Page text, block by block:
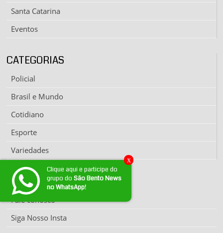
Santa Catarina
Eventos
CATEGORIAS
Policial
Brasil e Mundo
Cotidiano
Esporte
Variedades
EXPEDIENTE
Fale conosco
Siga Nosso Insta
Clique aqui e participe do
grupo do São Bento News
no WhatsApp!
x